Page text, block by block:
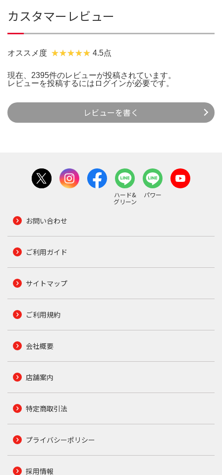
カスタマーレビュー
オススメ度 4.5点
現在、2395件のレビューが投稿されています。
レビューを投稿するには ログインが必要です。
レビューを書く
ハード&
グリーン
パワー
お問い合わせ
ご利用ガイド
サイトマップ
ご利用規約
会社概要
店舗案内
特定商取引法
プライバシーポリシー
採用情報